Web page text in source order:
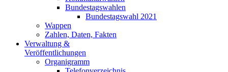
Bundestagswahlen
Bundestagswahl 2021
Wappen
Zahlen, Daten, Fakten
Verwaltung &
Veröffentlichungen
Organigramm